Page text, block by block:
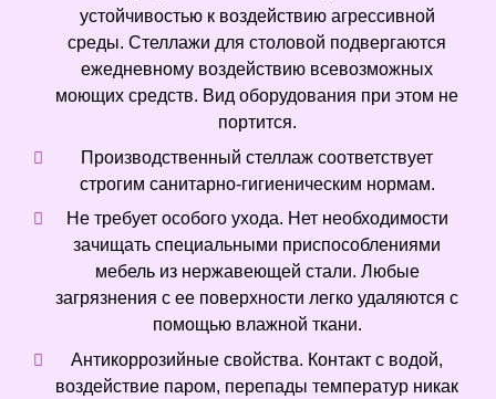
устойчивостью к воздействию агрессивной
среды. Стеллажи для столовой подвергаются
ежедневному воздействию всевозможных
моющих средств. Вид оборудования при этом не
портится.
Производственный стеллаж соответствует
строгим санитарно-гигиеническим нормам.
Не требует особого ухода. Нет необходимости
зачищать специальными приспособлениями
мебель из нержавеющей стали. Любые
загрязнения с ее поверхности легко удаляются с
помощью влажной ткани.
Антикоррозийные свойства. Контакт с водой,
воздействие паром, перепады температур никак